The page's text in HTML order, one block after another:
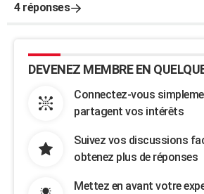
4 réponses
DEVENEZ MEMBRE EN
Connectez-vous
partagent vos intérêts
Suivez vos discussions
obtenez plus de réponses
Mettez en avant votre